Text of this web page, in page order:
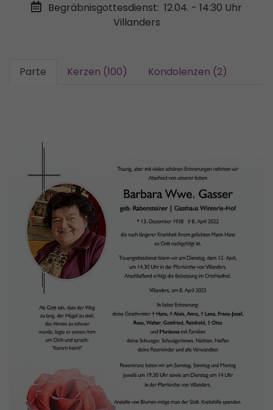
Begräbnisgottesdienst: 12.04. - 14:30 Uhr
Villanders
Parte Kerzen (100) Kondolenzen (2)